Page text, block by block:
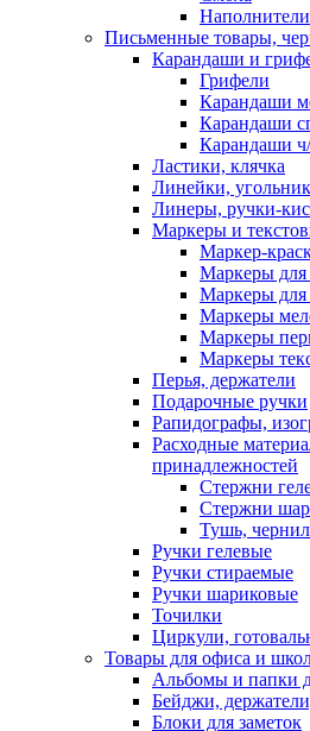
Наполнители
Письменные товары,
Карандаши и
Грифели
Карандаши
Карандаши
Карандаши
Ластики, клячка
Линейки,
Линеры, ручки-
Маркеры и
Маркер-
Маркеры для
Маркеры для
Маркеры
Маркеры
Маркеры
Перья, держатели
Подарочные ручки
Рапидографы,
Расходные
принадлежностей
Стержни
Стержни
Тушь,
Ручки гелевые
Ручки стираемые
Ручки шариковые
Точилки
Циркули,
Товары для офиса и
Альбомы и папки
Бейджи,
Блоки для заметок